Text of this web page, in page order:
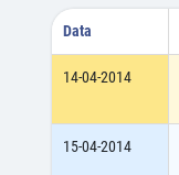
Data
14-04-2014
15-04-2014